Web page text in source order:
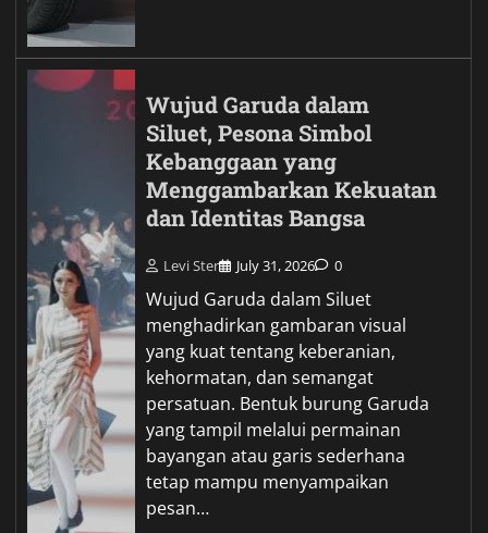
Wujud Garuda dalam
Siluet, Pesona Simbol
Kebanggaan yang
Menggambarkan Kekuatan
dan Identitas Bangsa
Levi Ster July 31, 2026 0
Wujud Garuda dalam Siluet
menghadirkan gambaran visual
yang kuat tentang keberanian,
kehormatan, dan semangat
persatuan. Bentuk burung Garuda
yang tampil melalui permainan
bayangan atau garis sederhana
tetap mampu menyampaikan
pesan…